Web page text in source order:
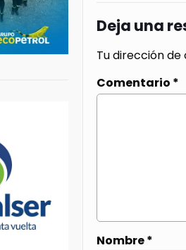
Deja una
Tu dirección
Comentario *
Nombre*